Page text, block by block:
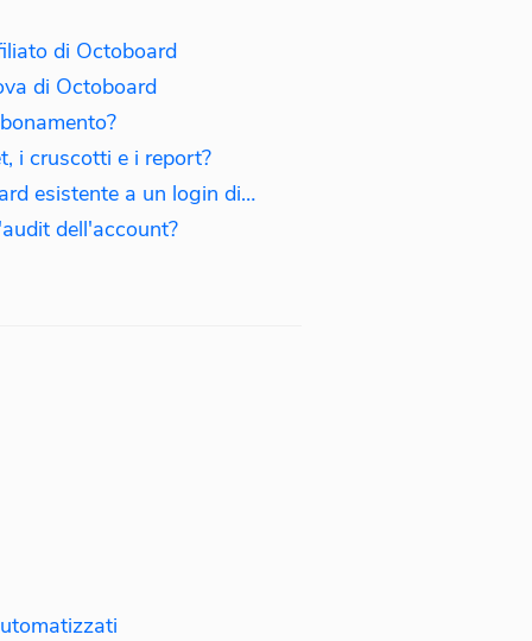
di Octoboard
di Octoboard
i cruscotti e i report?
Come collegare una dashboard esistente a un login diverso?
dell'account?